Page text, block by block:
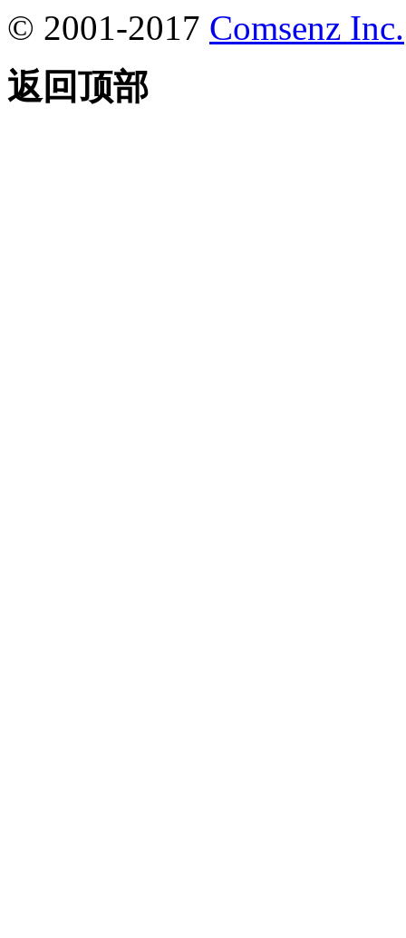
© 2001-2017 Comsenz Inc.
返回顶部